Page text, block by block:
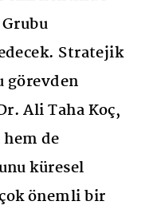
Stratejik
Ali Taha Koç,
de
küresel
önemli bir